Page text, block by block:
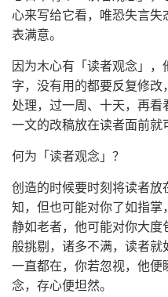
心来写给它看，唯恐失言
表满意。
因为木心有「读者观念」
字，没有用的都要反复修
处理，过一周、十天，再
一文的改稿放在读者面前就
何为「读者观念」？
创造的时候要时刻将读者
知，但也可能对你了如指掌
静如老者，他可能对你大度
般挑剔，诸多不满，读者就
一直都在，你若忽视，他便
念，存心便坦然。